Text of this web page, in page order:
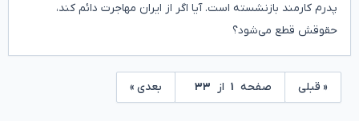
پدرم کارمند بازنشسته است. آیا اگر از ایران مهاجرت دائم کند،
حقوقش قطع می‌شود؟
« قبلی صفحه ۱ از ۳۳ بعدی »